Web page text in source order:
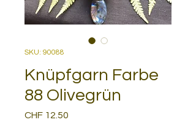
SKU: 90088
Knüpfgarn Farbe
88 Olivegrün
CHF 12.50